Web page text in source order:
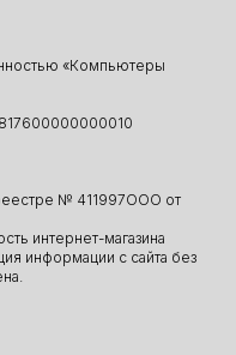
«Компьютеры
№ 411997ООО от
интернет-магазина
информации с сайта без